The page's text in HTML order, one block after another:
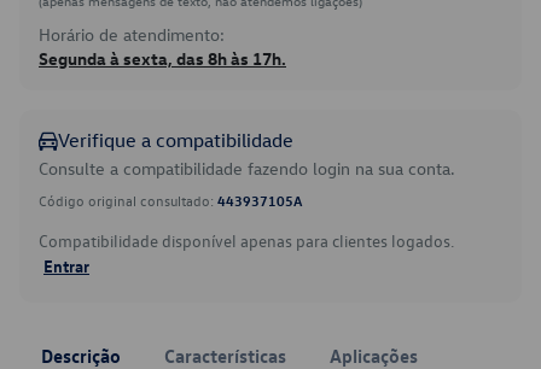
Horário de atendimento:
Segunda à sexta, das 8h às 17h.
Verifique a compatibilidade
Consulte a compatibilidade fazendo login na sua conta.
Código original consultado: 443937105A
Compatibilidade disponível apenas para clientes logados.
Entrar
Descrição Características Aplicações